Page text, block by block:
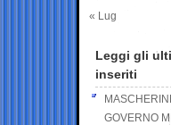
« Lug
Leggi gli
inseriti
GOVERNO